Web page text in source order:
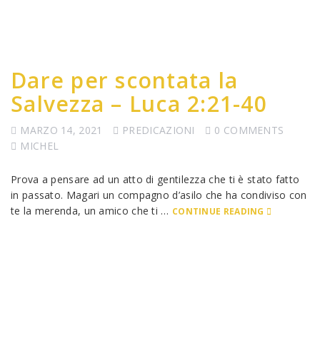
Dare per scontata la
Salvezza – Luca 2:21-40
MARZO 14, 2021 PREDICAZIONI
0 COMMENTS
MICHEL
Prova a pensare ad un atto di gentilezza che ti è stato fatto
in passato. Magari un compagno d’asilo che ha condiviso con
te la merenda, un amico che ti … CONTINUE READING